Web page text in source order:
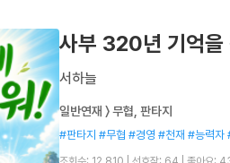
사부 320년 기억을
서하늘
일반연재 〉 무협, 판타지
#판타지 #무협 #경영 #천재 #능력자